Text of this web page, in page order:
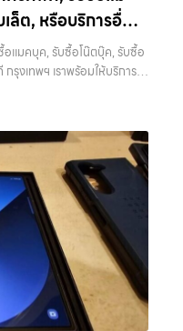
ต, หรือบริการอื่นๆ
าพร้อมให้บริการครบ
แมคบุค, รับซื้อโน๊ตบุ๊ค, รับซื้อ
รุงเทพฯ เราพร้อมให้บริการ
วัฒนะ — รับซื้อโทรศัพท์, รับ
อบริการอื่นๆ เกี่ยวกับสินค้า
รับซื้อไอแพดแจ้งวัฒนะ รับซื้อ
แท็บเล็ต, หรือบริการอื่นๆ เกี่ยว
ฒนะ รับซื้อ iPhone ทุกรุ่น ให้
นือระดับกับการ รับซื้อไอ
สู่ “รับซื้อขายมือถือ.com”
อ มือถือ iPhone, Samsung,
ยเงินทันที ครอบคลุมพื้นที่
, วัชรพล, รามอินทรา และเขต
โฟน แท็บเล็ต และอุปกรณ์ไอที